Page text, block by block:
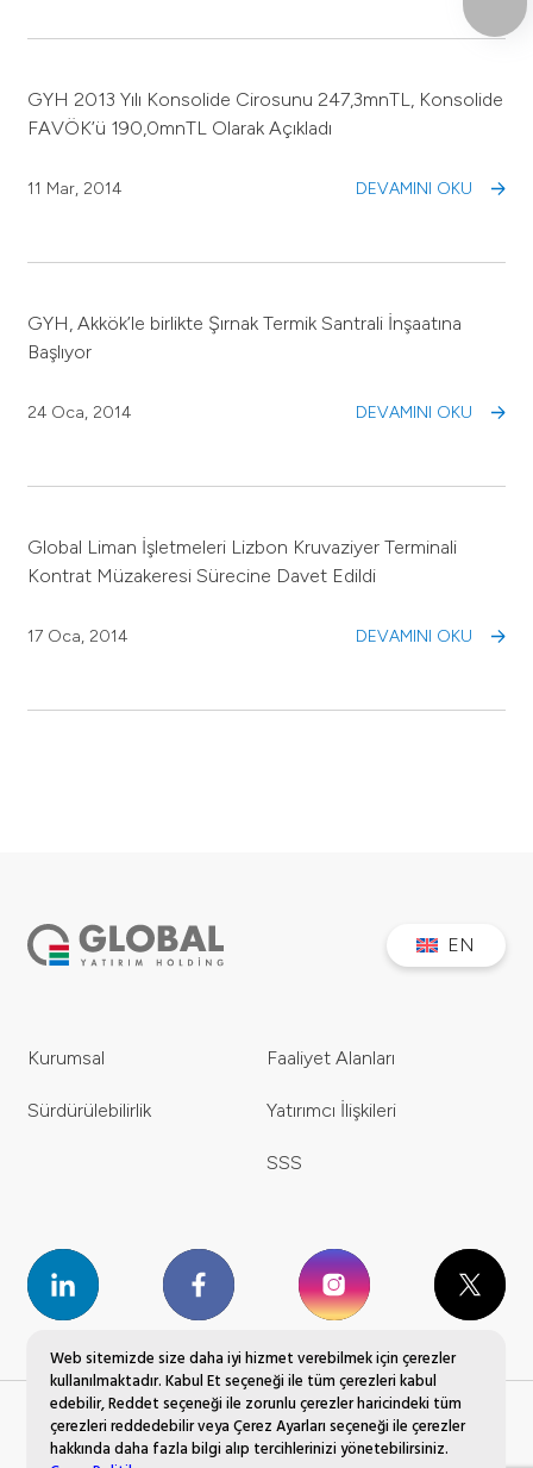
Web sitemizde size daha iyi hizmet verebilmek için çerezler
kullanılmaktadır. Kabul Et seçeneği ile tüm çerezleri kabul
edebilir, Reddet seçeneği ile zorunlu çerezler haricindeki tüm
çerezleri reddedebilir veya Çerez Ayarları seçeneği ile çerezler
hakkında daha fazla bilgi alıp tercihlerinizi yönetebilirsiniz.
GYH 2013 Yılı Konsolide Cirosunu 247,3mnTL, Konsolide
FAVÖK’ü 190,0mnTL Olarak Açıkladı
11 Mar, 2014 DEVAMINI OKU
GYH, Akkök’le birlikte Şırnak Termik Santrali İnşaatına
Başlıyor
24 Oca, 2014 DEVAMINI OKU
Global Liman İşletmeleri Lizbon Kruvaziyer Terminali
Kontrat Müzakeresi Sürecine Davet Edildi
17 Oca, 2014 DEVAMINI OKU
EN
Kurumsal Faaliyet Alanları
Sürdürülebilirlik Yatırımcı İlişkileri
SSS
Global Yatırım Holding © 2023 Tüm Hakları Saklıdır.